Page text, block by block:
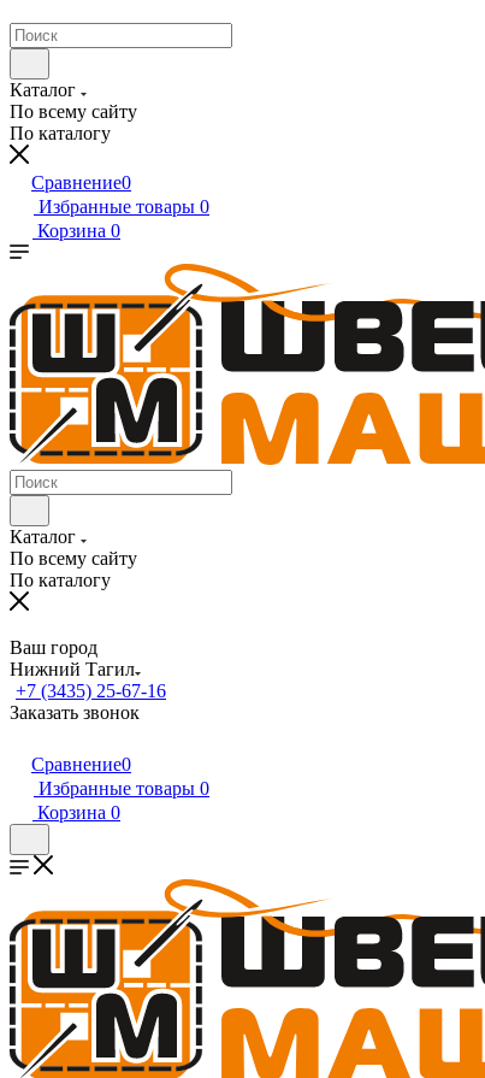
Каталог
По всему сайту
По каталогу
Сравнение0
Избранные товары 0
Корзина 0
Каталог
По всему сайту
По каталогу
Ваш город
Нижний Тагил
+7 (3435) 25-67-16
Заказать звонок
Сравнение0
Избранные товары 0
Корзина 0